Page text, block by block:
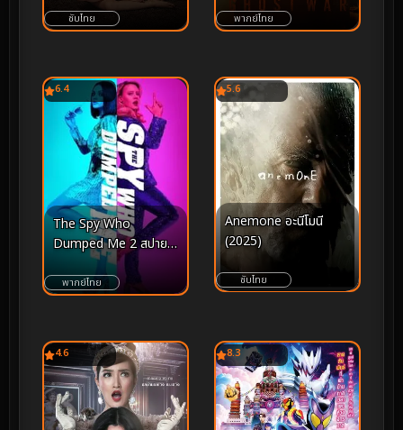
ซับไทย พากย์ไทย
6.4
The Spy Who
Dumped Me 2 สปาย
สวมรอยข้ามโลก (2018)
พากย์ไทย
5.6
Anemone อะนีโมนี
(2025)
ซับไทย
4.6 8.3